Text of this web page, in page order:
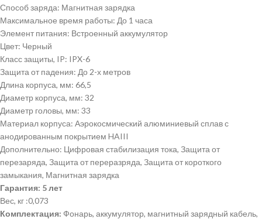
Способ заряда: Магнитная зарядка
Максимальное время работы: До 1 часа
Элемент питания: Встроенный аккумулятор
Цвет: Черный
Класс защиты, IP: IPX-6
Защита от падения: До 2-х метров
Длина корпуса, мм: 66,5
Диаметр корпуса, мм: 32
Диаметр головы, мм: 33
Материал корпуса: Аэрокосмический алюминиевый сплав с
анодированным покрытием HAIII
Дополнительно: Цифровая стабилизация тока, Защита от
перезаряда, Защита от переразряда, Защита от короткого
замыкания, Магнитная зарядка
Гарантия: 5 лет
Вес, кг :0,073
Комплектация: Фонарь, аккумулятор, магнитный зарядный кабель,